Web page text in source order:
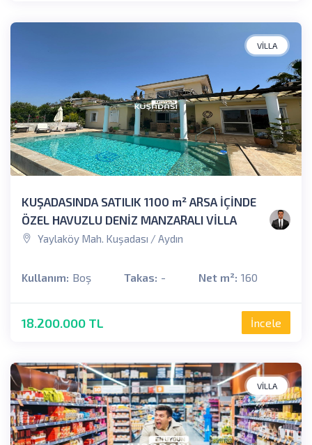
VILLA
KUŞADASINDA SATILIK 1100 m² ARSA İÇİNDE
ÖZEL HAVUZLU DENİZ MANZARALI VİLLA
Yaylaköy Mah. Kuşadası / Aydın
Kullanım: Boş Takas: - Net m²: 160
18.200.000 TL İncele
VILLA